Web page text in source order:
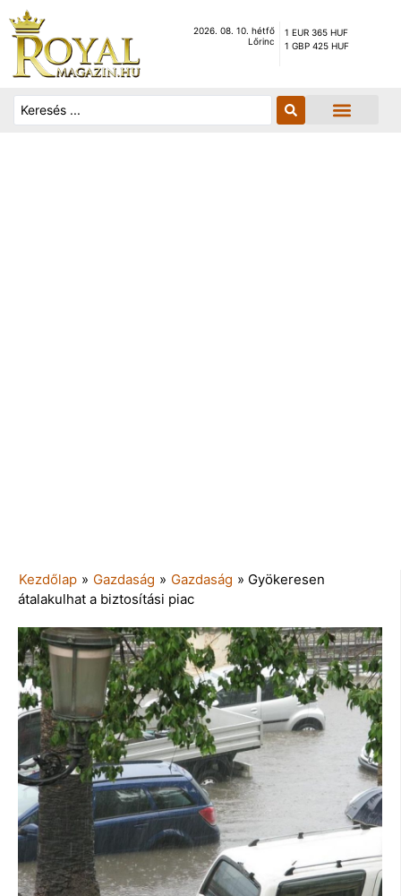
2026. 08. 10. hétfő
Lőrinc
1 EUR 365 HUF
1 GBP 425 HUF
Kezdőlap » Gazdaság » Gazdaság » Gyökeresen
átalakulhat a biztosítási piac